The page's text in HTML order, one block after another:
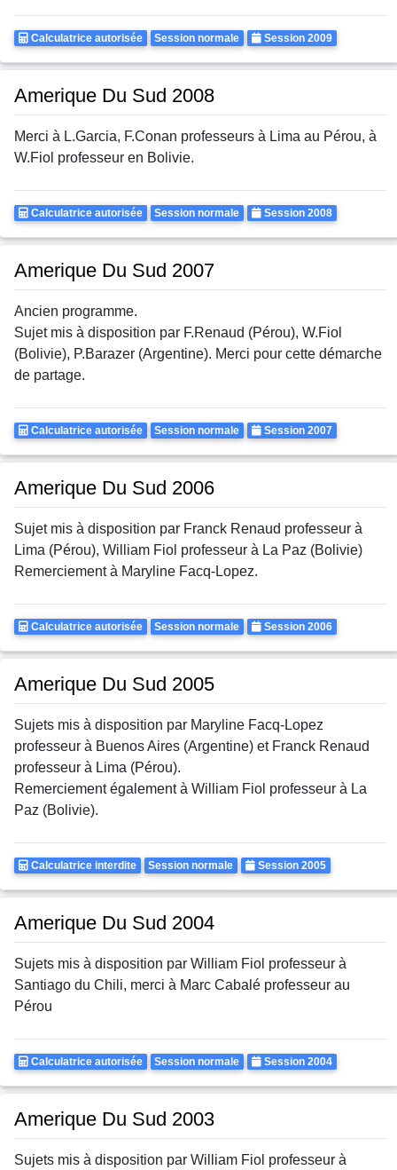
Calculatrice
Calculatrice autorisée Rattrapages
Session normale Annee
Session 2009
Amerique Du Sud 2008
Merci à L.Garcia, F.Conan professeurs à Lima au Pérou, à
W.Fiol professeur en Bolivie.
Calculatrice
Calculatrice autorisée Rattrapages
Session normale Annee
Session 2008
Amerique Du Sud 2007
Ancien programme.
Sujet mis à disposition par F.Renaud (Pérou), W.Fiol
(Bolivie), P.Barazer (Argentine). Merci pour cette démarche
de partage.
Calculatrice
Calculatrice autorisée Rattrapages
Session normale Annee
Session 2007
Amerique Du Sud 2006
Sujet mis à disposition par Franck Renaud professeur à
Lima (Pérou), William Fiol professeur à La Paz (Bolivie)
Remerciement à Maryline Facq-Lopez.
Calculatrice
Calculatrice autorisée Rattrapages
Session normale Annee
Session 2006
Amerique Du Sud 2005
Sujets mis à disposition par Maryline Facq-Lopez
professeur à Buenos Aires (Argentine) et Franck Renaud
professeur à Lima (Pérou).
Remerciement également à William Fiol professeur à La
Paz (Bolivie).
Calculatrice
Calculatrice interdite Rattrapages
Session normale Annee
Session 2005
Amerique Du Sud 2004
Sujets mis à disposition par William Fiol professeur à
Santiago du Chili, merci à Marc Cabalé professeur au
Pérou
Calculatrice
Calculatrice autorisée Rattrapages
Session normale Annee
Session 2004
Amerique Du Sud 2003
Sujets mis à disposition par William Fiol professeur à